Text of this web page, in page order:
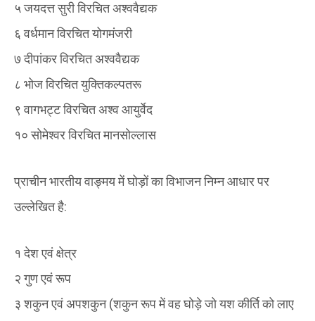
५ जयदत्त सुरी विरचित अश्ववैद्यक
६ वर्धमान विरचित योगमंजरी
७ दीपांकर विरचित अश्ववैद्यक
८ भोज विरचित युक्तिकल्पतरू
९ वागभट्ट विरचित अश्व आयुर्वेद
१० सोमेश्वर विरचित मानसोल्लास
प्राचीन भारतीय वाङ्मय में घोड़ों का विभाजन निम्न आधार पर
उल्लेखित है:
१ देश एवं क्षेत्र
२ गुण एवं रूप
३ शकुन एवं अपशकुन (शकुन रूप में वह घोड़े जो यश कीर्ति को लाए